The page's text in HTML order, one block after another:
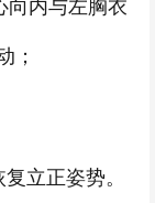
向内与左胸衣
；
立正姿势。